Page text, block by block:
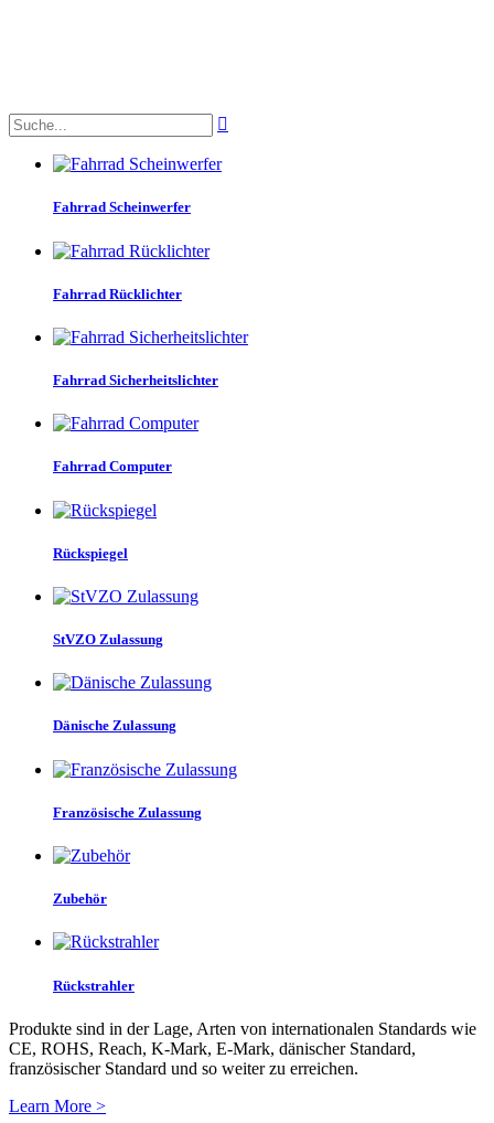

Fahrrad Scheinwerfer
Fahrrad Rücklichter
Fahrrad Sicherheitslichter
Fahrrad Computer
Rückspiegel
StVZO Zulassung
Dänische Zulassung
Französische Zulassung
Zubehör
Rückstrahler
Produkte sind in der Lage, Arten von internationalen Standards wie
CE, ROHS, Reach, K-Mark, E-Mark, dänischer Standard,
französischer Standard und so weiter zu erreichen.
Learn More >